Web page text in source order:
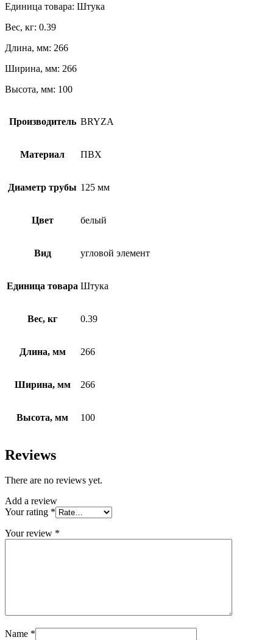
Единица товара: Штука
Вес, кг: 0.39
Длина, мм: 266
Ширина, мм: 266
Высота, мм: 100
Производитель BRYZA
Материал ПВХ
Диаметр трубы 125 мм
Цвет белый
Вид угловой элемент
Единица товара Штука
Вес, кг 0.39
Длина, мм 266
Ширина, мм 266
Высота, мм 100
Reviews
There are no reviews yet.
Add a review
Your rating *
Your review *
Name *